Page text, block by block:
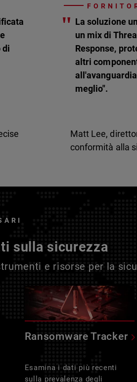
di
" La soluzione
un mix di
Response,
altri
meglio".
Matt Lee,
conformità alla
sulla sicurezza
e risorse per la
Ransomware Tracker
Esamina i dati più recenti
sulla prevalenza degli